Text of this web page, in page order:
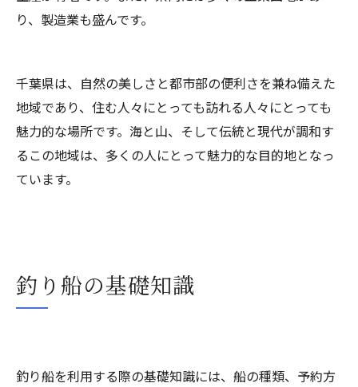
り、製造業も盛んです。
千葉県は、自然の美しさと都市部の便利さを兼ね備えた
地域であり、住む人々にとっても訪れる人々にとっても
魅力的な場所です。海と山、そして伝統と現代が調和す
るこの地域は、多くの人にとって魅力的な目的地となっ
ています。
釣り船の基礎知識
釣り船を利用する際の基礎知識には、船の種類、予約方